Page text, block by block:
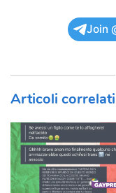
Join
Articoli correlati